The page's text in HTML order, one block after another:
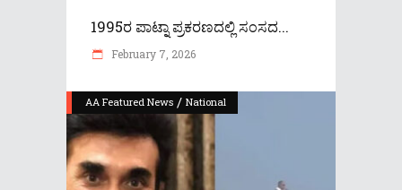
1995ರ ಪಾಟ್ನಾ ಪ್ರಕರಣದಲ್ಲಿ ಸಂಸದ...
February 7, 2026
AA Featured News / National